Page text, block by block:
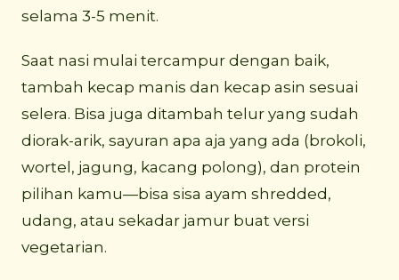
selama 3-5 menit.
Saat nasi mulai tercampur dengan baik,
tambah kecap manis dan kecap asin sesuai
selera. Bisa juga ditambah telur yang sudah
diorak-arik, sayuran apa aja yang ada (brokoli,
wortel, jagung, kacang polong), dan protein
pilihan kamu—bisa sisa ayam shredded,
udang, atau sekadar jamur buat versi
vegetarian.